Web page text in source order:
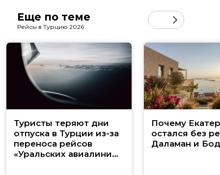
Еще по теме
Рейсы в Турцию 2026
Туристы теряют дни
отпуска в Турции из-за
переноса рейсов
«Уральских авиалиний»
Почему
остался без
Даламан и